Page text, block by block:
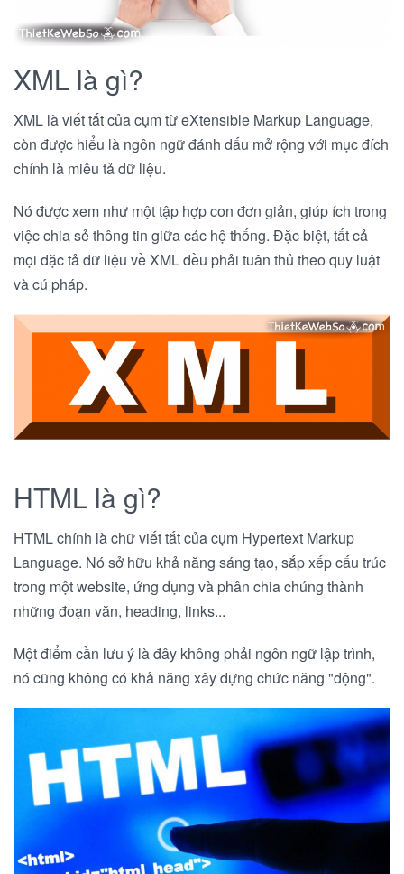
XML là gì?
XML là viết tắt của cụm từ eXtensible Markup Language,
còn được hiểu là ngôn ngữ đánh dấu mở rộng với mục đích
chính là miêu tả dữ liệu.
Nó được xem như một tập hợp con đơn giản, giúp ích trong
việc chia sẻ thông tin giữa các hệ thống. Đặc biệt, tất cả
mọi đặc tả dữ liệu về XML đều phải tuân thủ theo quy luật
và cú pháp.
HTML là gì?
HTML chính là chữ viết tắt của cụm Hypertext Markup
Language. Nó sở hữu khả năng sáng tạo, sắp xếp cấu trúc
trong một website, ứng dụng và phân chia chúng thành
những đoạn văn, heading, links...
Một điểm cần lưu ý là đây không phải ngôn ngữ lập trình,
nó cũng không có khả năng xây dựng chức năng "động".